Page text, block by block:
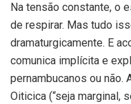
Na tensão constante, o
de respirar. Mas tudo
dramaturgicamente. E
comunica implícita e
pernambucanos ou não.
Oiticica (“seja marginal,